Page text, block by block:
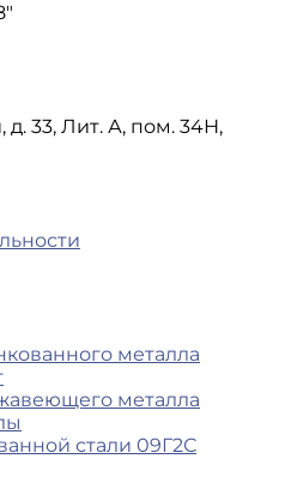
д. 33, Лит. А, пом. 34Н,
металла
металла
стали 09Г2С